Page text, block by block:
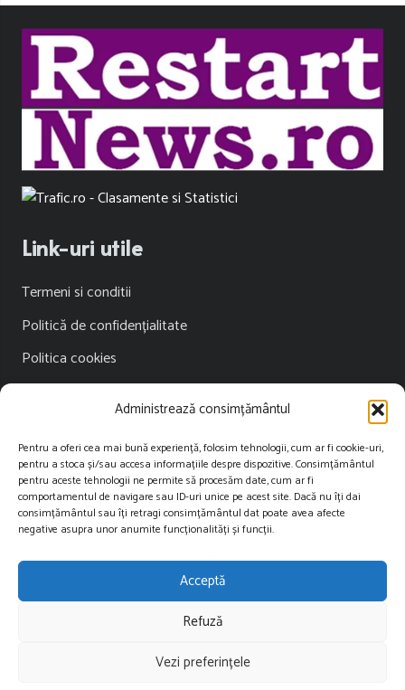
Administrează consimțământul
Pentru a oferi cea mai bună experiență, folosim tehnologii, cum ar fi cookie-uri,
pentru a stoca și/sau accesa informațiile despre dispozitive. Consimțământul
pentru aceste tehnologii ne permite să procesăm date, cum ar fi
comportamentul de navigare sau ID-uri unice pe acest site. Dacă nu îți dai
consimțământul sau îți retragi consimțământul dat poate avea afecte
negative asupra unor anumite funcționalități și funcții.
Acceptă
Refuză
Vezi preferințele
Link-uri utile
Termeni si conditii
Politică de confidențialitate
Politica cookies
Publicitate
Contact
contact@restartnews.ro
publicitate@restartnews.ro
+40756822613